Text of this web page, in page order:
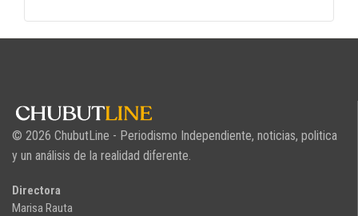
© 2026 ChubutLine - Periodismo Independiente, noticias, politica
y un análisis de la realidad diferente.
Directora
Marisa Rauta